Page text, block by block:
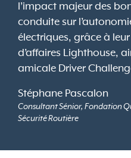
l’impact majeur des
conduite sur
électriques, grâce à
d’affaires Lighthouse,
amicale Driver
Stéphane Pascalon
Consultant Sénior, Fondation
Sécurité Routière